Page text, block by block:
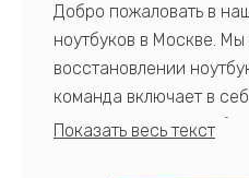
Добро пожаловать в
ноутбуков в Москве.
восстановлении
команда включает в
профессионалов с